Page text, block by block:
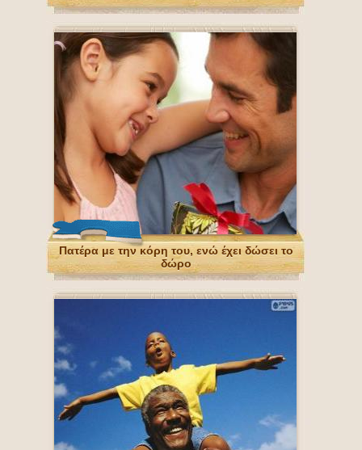
Πατέρα με την κόρη του, ενώ έχει δώσει το
δώρο